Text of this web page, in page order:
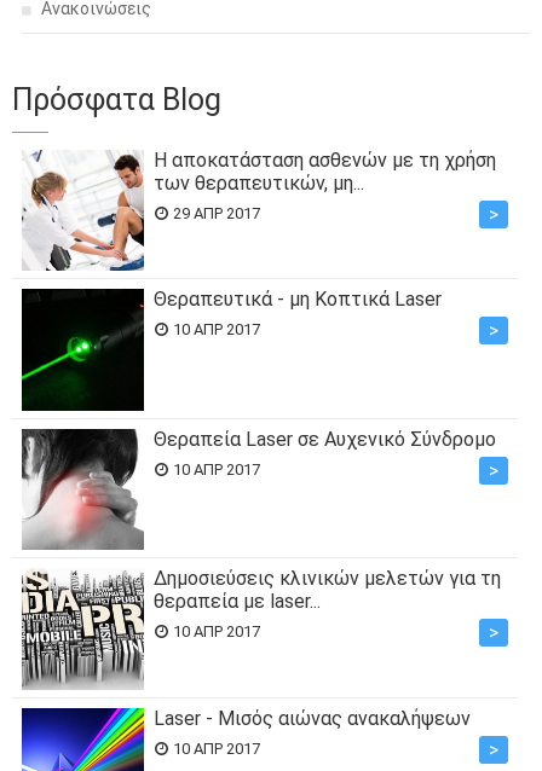
Ανακοινώσεις
Πρόσφατα Blog
Η αποκατάσταση ασθενών με τη χρήση
των θεραπευτικών, μη...
29 ΑΠΡ 2017 >
Θεραπευτικά - μη Κοπτικά Laser
10 ΑΠΡ 2017 >
Θεραπεία Laser σε Αυχενικό Σύνδρομο
10 ΑΠΡ 2017 >
Δημοσιεύσεις κλινικών μελετών για τη
θεραπεία με laser...
10 ΑΠΡ 2017 >
Laser - Μισός αιώνας ανακαλήψεων
10 ΑΠΡ 2017 >